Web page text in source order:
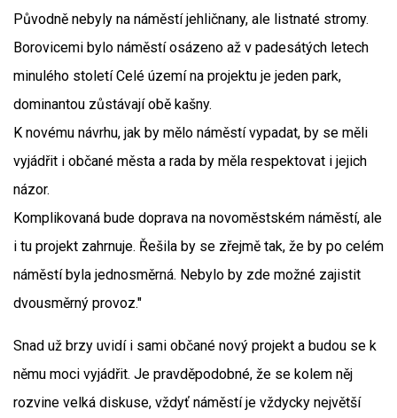
Původně nebyly na náměstí jehličnany, ale listnaté stromy.
Borovicemi bylo náměstí osázeno až v padesátých letech
minulého století Celé území na projektu je jeden park,
dominantou zůstávají obě kašny.
K novému návrhu, jak by mělo náměstí vypadat, by se měli
vyjádřit i občané města a rada by měla respektovat i jejich
názor.
Komplikovaná bude doprava na novoměstském náměstí, ale
i tu projekt zahrnuje. Řešila by se zřejmě tak, že by po celém
náměstí byla jednosměrná. Nebylo by zde možné zajistit
dvousměrný provoz."
Snad už brzy uvidí i sami občané nový projekt a budou se k
němu moci vyjádřit. Je pravděpodobné, že se kolem něj
rozvine velká diskuse, vždyť náměstí je vždycky největší